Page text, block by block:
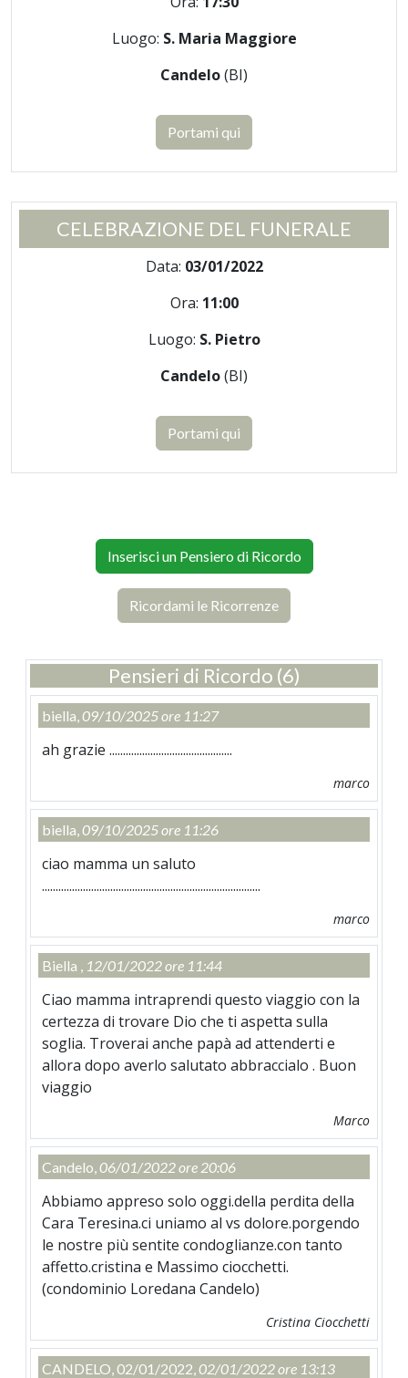
Luogo: S. Maria Maggiore
Candelo(BI)
Portami qui
CELEBRAZIONE DEL FUNERALE
Data: 03/01/2022
Ora: 11:00
Luogo: S. Pietro
Candelo(BI)
Portami qui
Inserisci un Pensiero di Ricordo
Ricordami le Ricorrenze
Pensieri di Ricordo (6)
biella, 09/10/2025 ore 11:27
ah grazie .............................................
marco
biella, 09/10/2025 ore 11:26
ciao mamma un saluto
................................................................................
marco
Biella , 12/01/2022 ore 11:44
Ciao mamma intraprendi questo viaggio con la
certezza di trovare Dio che ti aspetta sulla
soglia. Troverai anche papà ad attenderti e
allora dopo averlo salutato abbraccialo . Buon
viaggio
Marco
Candelo, 06/01/2022 ore 20:06
Abbiamo appreso solo oggi.della perdita della
Cara Teresina.ci uniamo al vs dolore.porgendo
le nostre più sentite condoglianze.con tanto
affetto.cristina e Massimo ciocchetti.
(condominio Loredana Candelo)
Cristina Ciocchetti
CANDELO, 02/01/2022, 02/01/2022 ore 13:13